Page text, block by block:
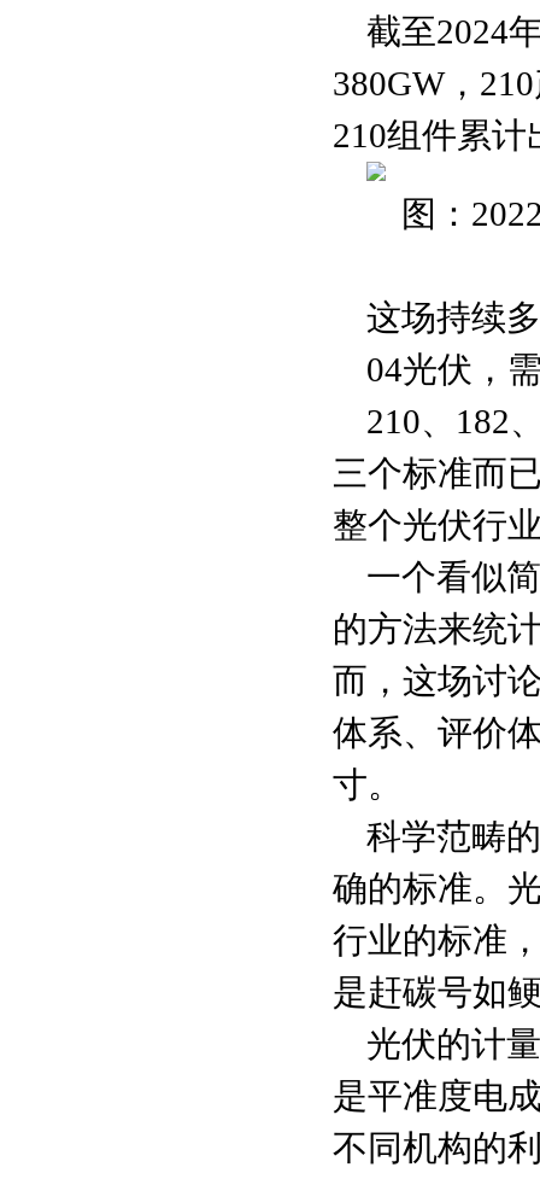
截至2024
380GW，
210组件累计
图：
这场持续
04光伏，
210、182
三个标准而
整个光伏行
一个看似
的方法来统
而，这场讨
体系、评价
寸。
科学范畴
确的标准。
行业的标准
是赶碳号如
光伏的计
是平准度电
不同机构的